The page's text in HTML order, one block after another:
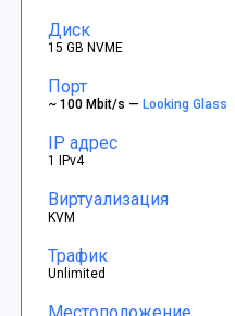
Диск
15 GB NVME
Порт
~ 100 Mbit/s —Looking Glass
IP адрес
1 IPv4
Виртуализация
KVM
Трафик
Unlimited
Местоположение